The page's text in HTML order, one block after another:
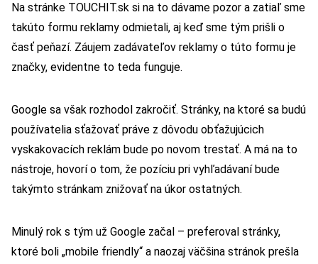
Na stránke TOUCHIT.sk si na to dávame pozor a zatiaľ sme
takúto formu reklamy odmietali, aj keď sme tým prišli o
časť peňazí. Záujem zadávateľov reklamy o túto formu je
značky, evidentne to teda funguje.
Google sa však rozhodol zakročiť. Stránky, na ktoré sa budú
používatelia sťažovať práve z dôvodu obťažujúcich
vyskakovacích reklám bude po novom trestať. A má na to
nástroje, hovorí o tom, že pozíciu pri vyhľadávaní bude
takýmto stránkam znižovať na úkor ostatných.
Minulý rok s tým už Google začal – preferoval stránky,
ktoré boli „mobile friendly“ a naozaj väčšina stránok prešla